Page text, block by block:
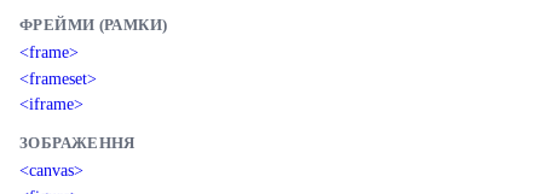
ФРЕЙМИ (РАМКИ)
<frame>
<frameset>
<iframe>
ЗОБРАЖЕННЯ
<canvas>